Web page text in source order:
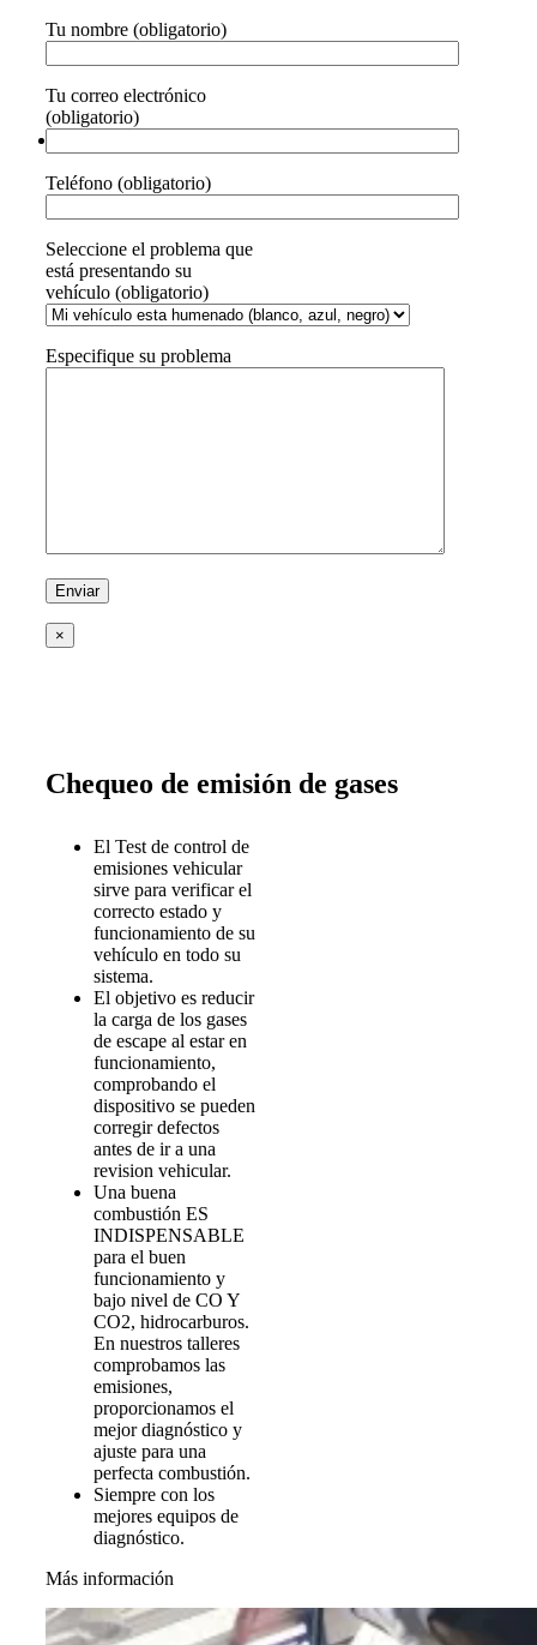
Tu nombre (obligatorio)
Tu correo electrónico
(obligatorio)
Teléfono (obligatorio)
Seleccione el problema que
está presentando su
vehículo (obligatorio)
Especifique su problema
×
Chequeo de emisión de gases
El Test de control de
emisiones vehicular
sirve para verificar el
correcto estado y
funcionamiento de su
vehículo en todo su
sistema.
El objetivo es reducir
la carga de los gases
de escape al estar en
funcionamiento,
comprobando el
dispositivo se pueden
corregir defectos
antes de ir a una
revision vehicular.
Una buena
combustión ES
INDISPENSABLE
para el buen
funcionamiento y
bajo nivel de CO Y
CO2, hidrocarburos.
En nuestros talleres
comprobamos las
emisiones,
proporcionamos el
mejor diagnóstico y
ajuste para una
perfecta combustión.
Siempre con los
mejores equipos de
diagnóstico.
Más información